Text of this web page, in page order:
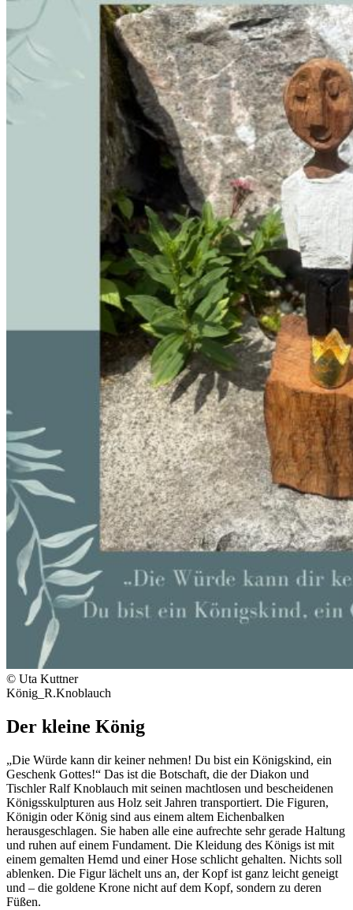
© Uta Kuttner
König_R.Knoblauch
Der kleine König
„Die Würde kann dir keiner nehmen! Du bist ein Königskind, ein
Geschenk Gottes!“ Das ist die Botschaft, die der Diakon und
Tischler Ralf Knoblauch mit seinen machtlosen und bescheidenen
Königsskulpturen aus Holz seit Jahren transportiert. Die Figuren,
Königin oder König sind aus einem altem Eichenbalken
herausgeschlagen. Sie haben alle eine aufrechte sehr gerade Haltung
und ruhen auf einem Fundament. Die Kleidung des Königs ist mit
einem gemalten Hemd und einer Hose schlicht gehalten. Nichts soll
ablenken. Die Figur lächelt uns an, der Kopf ist ganz leicht geneigt
und – die goldene Krone nicht auf dem Kopf, sondern zu deren
Füßen.